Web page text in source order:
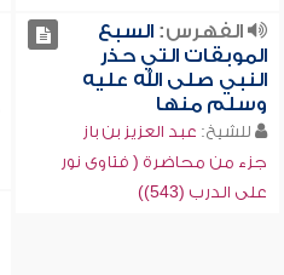
الفهرس:السبع
الموبقات التي حذر
النبي صلى الله عليه
وسلم منها
للشيخ: عبد العزيز بن باز
جزء من محاضرة ( فتاوى نور
على الدرب (543))